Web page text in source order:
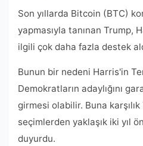
Son yıllarda Bitcoin (BTC)
yapmasıyla tanınan Trump,
ilgili çok daha fazla destek
Bunun bir nedeni Harris'in
Demokratların adaylığını
girmesi olabilir. Buna karşılık
seçimlerden yaklaşık iki yıl
duyurdu.